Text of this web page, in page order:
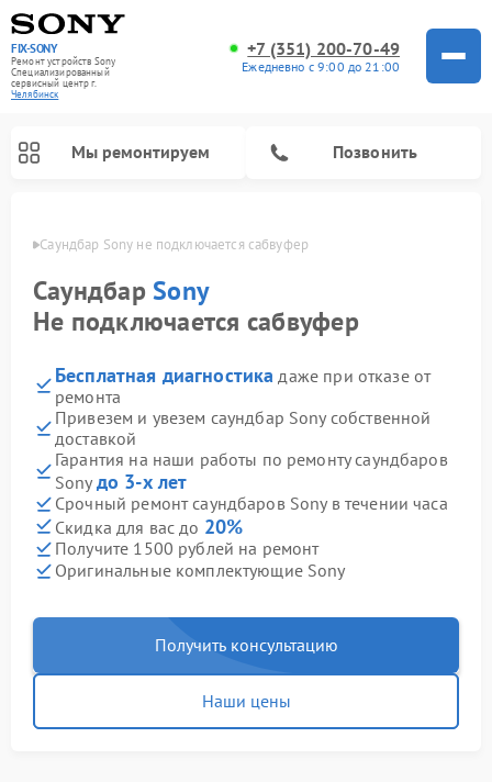
FIX-SONY
Ремонт устройств Sony
Специализированный
cервисный центр г.
Челябинск
+7 (351) 200-70-49
Ежедневно с 9:00 до 21:00
Мы ремонтируем Позвонить
Саундбар Sony не подключается сабвуфер
СаундбарSony
Не подключается сабвуфер
Бесплатная диагностика даже при отказе от
ремонта
Привезем и увезем саундбар Sony собственной
доставкой
Гарантия на наши работы по ремонту саундбаров
Sony до 3-х лет
Срочный ремонт саундбаров Sony в течении часа
Скидка для вас до 20%
Получите 1500 рублей на ремонт
Оригинальные комплектующие Sony
Получить консультацию
Наши цены